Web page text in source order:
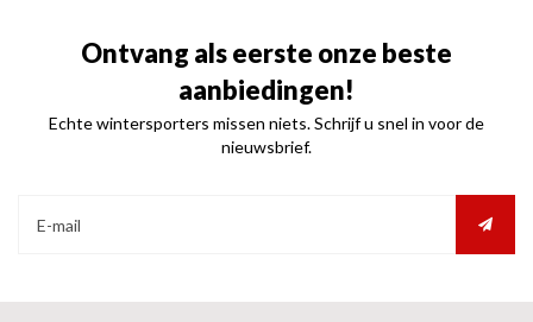
Ontvang als eerste onze beste
aanbiedingen!
Echte wintersporters missen niets. Schrijf u snel in voor de
nieuwsbrief.